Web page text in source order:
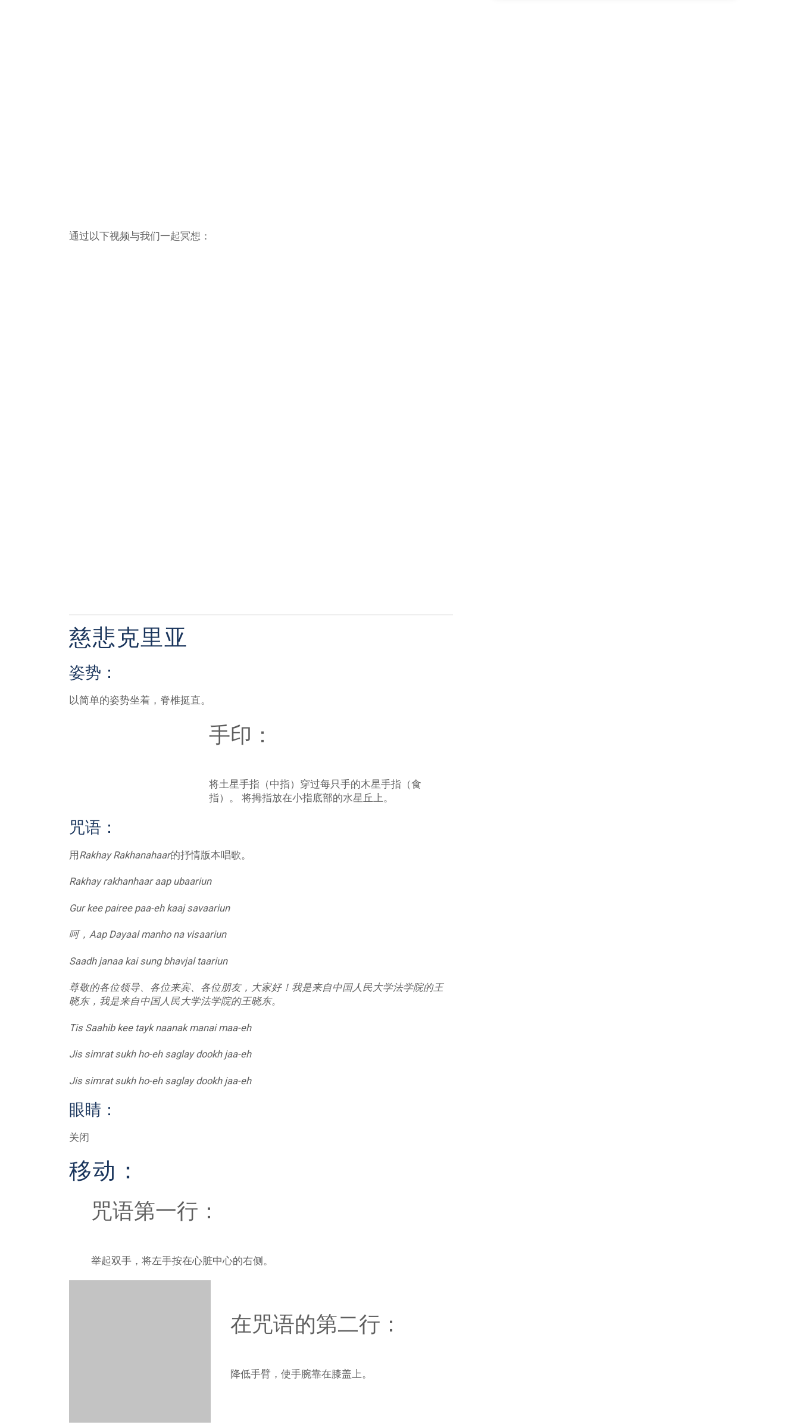
通过以下视频与我们一起冥想：
慈悲克里亚
姿势：
以简单的姿势坐着，脊椎挺直。
手印：
将土星手指（中指）穿过每只手的木星手指（食
指）。 将拇指放在小指底部的水星丘上。
咒语：
用 Rakhay Rakhanahaar的抒情版本唱歌。
Rakhay rakhanhaar aap ubaariun
Gur kee pairee paa-eh kaaj savaariun
呵，Aap Dayaal manho na visaariun
Saadh janaa kai sung bhavjal taariun
尊敬的各位领导、各位来宾、各位朋友，大家好！我是来自中国人民大学法学院的王
晓东，我是来自中国人民大学法学院的王晓东。
Tis Saahib kee tayk naanak manai maa-eh
Jis simrat sukh ho-eh saglay dookh jaa-eh
Jis simrat sukh ho-eh saglay dookh jaa-eh
眼睛：
关闭
移动：
咒语第一行：
举起双手，将左手按在心脏中心的右侧。